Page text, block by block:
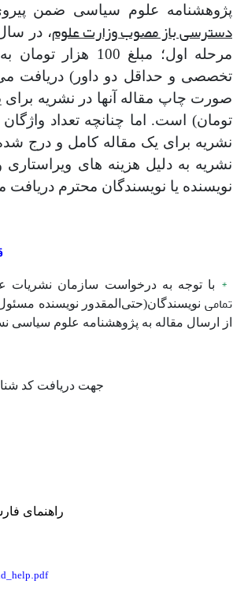
پژوهشنامه علوم سیاسی ضمن
دسترسی باز مصوب وزارت علوم
مرحله اول؛
تخصصی و حداقل دو داور) دریافت می
نشریه برای یک مقاله کامل و درج شده
نویسنده یا نویسندگان محترم دریافت
* با توجه به درخواست سازمان نشریات
تمامی نویسندگان(حتی‌المقدور نویسنده
از ارسال مقاله به پژوهشنامه علوم سیاسی
جهت دریافت کد
راهنمای
f